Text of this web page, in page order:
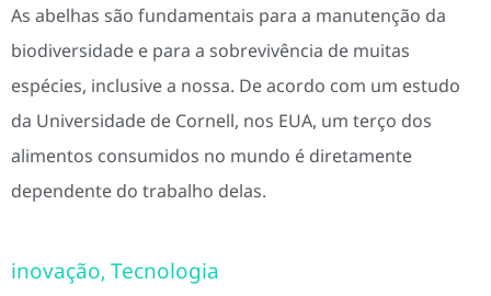
As abelhas são fundamentais para a manutenção da
biodiversidade e para a sobrevivência de muitas
espécies, inclusive a nossa. De acordo com um estudo
da Universidade de Cornell, nos EUA, um terço dos
alimentos consumidos no mundo é diretamente
dependente do trabalho delas.
inovação, Tecnologia